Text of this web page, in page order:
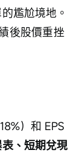
尷尬境地。
後股價重挫
）和 EPS
表、短期兌現